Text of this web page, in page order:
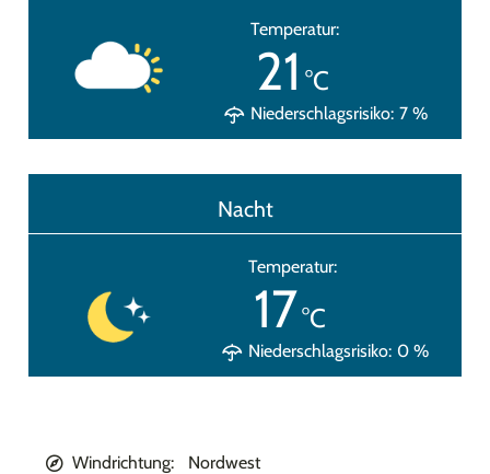
Windrichtung:
Nordwest
Temperatur:
21 °C
Niederschlagsrisiko: 7 %
Nacht
Temperatur:
17°C
Niederschlagsrisiko: 0 %